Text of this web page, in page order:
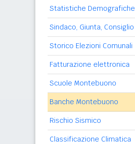
Statistiche Demografiche
Sindaco, Giunta, Consiglio
Storico Elezioni Comunali
Fatturazione elettronica
Scuole Montebuono
Banche Montebuono
Rischio Sismico
Classificazione Climatica